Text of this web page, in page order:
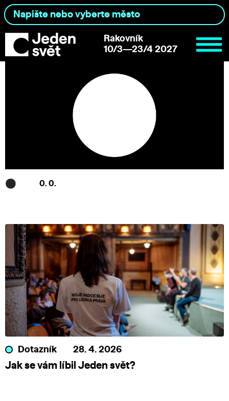
Rakovník
10/3—23/4 2027
0. 0.
Dotazník 28. 4. 2026
Jak se vám líbil Jeden svět?